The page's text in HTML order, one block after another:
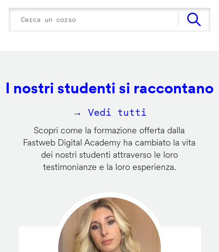
I nostri studenti si raccontano
→ Vedi tutti
Scopri come la formazione offerta dalla
Fastweb Digital Academy ha cambiato la vita
dei nostri studenti attraverso le loro
testimonianze e la loro esperienza.